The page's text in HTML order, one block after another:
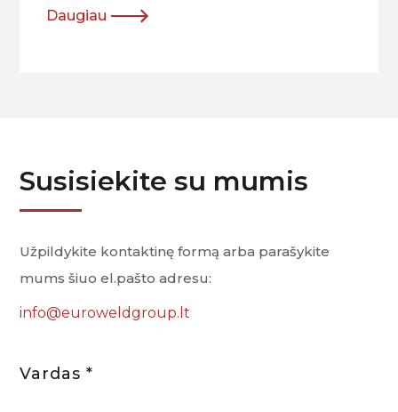
Daugiau
Susisiekite su mumis
Užpildykite kontaktinę formą arba parašykite
mums šiuo el.pašto adresu:
info@euroweldgroup.lt
Vardas *